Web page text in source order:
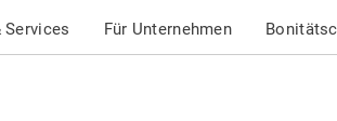
Services Für Unternehmen